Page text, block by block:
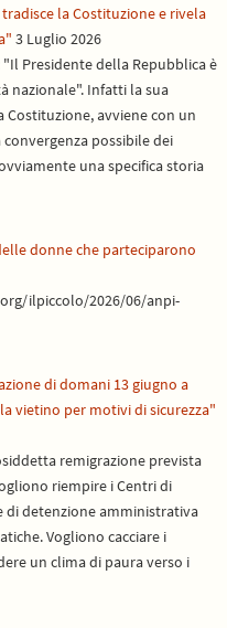
la Costituzione e rivela
3 Luglio 2026
Presidente della Repubblica è
nazionale". Infatti la sua
avviene con un
possibile dei
una specifica storia
donne che parteciparono
ilpiccolo/2026/06/anpi-
di domani 13 giugno a
vietino per motivi di sicurezza"
remigrazione prevista
riempire i Centri di
di detenzione amministrativa
Vogliono cacciare i
un clima di paura verso i